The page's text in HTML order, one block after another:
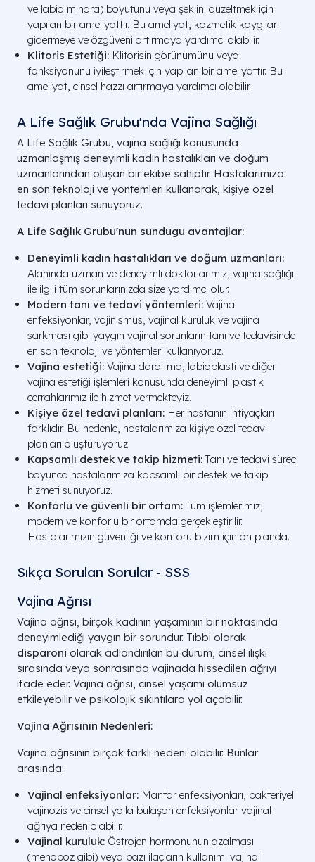
ve labia minora) boyutunu veya şeklini düzeltmek için
yapılan bir ameliyattır. Bu ameliyat, kozmetik kaygıları
gidermeye ve özgüveni artırmaya yardımcı olabilir.
Klitoris Estetiği: Klitorisin görünümünü veya
fonksiyonunu iyileştirmek için yapılan bir ameliyattır. Bu
ameliyat, cinsel hazzı artırmaya yardımcı olabilir.
A Life Sağlık Grubu'nda Vajina Sağlığı
A Life Sağlık Grubu, vajina sağlığı konusunda
uzmanlaşmış deneyimli kadın hastalıkları ve doğum
uzmanlarından oluşan bir ekibe sahiptir. Hastalarımıza
en son teknoloji ve yöntemleri kullanarak, kişiye özel
tedavi planları sunuyoruz.
A Life Sağlık Grubu'nun sundugu avantajlar:
Deneyimli kadın hastalıkları ve doğum uzmanları:
Alanında uzman ve deneyimli doktorlarımız, vajina sağlığı
ile ilgili tüm sorunlarınızda size yardımcı olur.
Modern tanı ve tedavi yöntemleri: Vajinal
enfeksiyonlar, vajinismus, vajinal kuruluk ve vajina
sarkması gibi yaygın vajinal sorunların tanı ve tedavisinde
en son teknoloji ve yöntemleri kullanıyoruz.
Vajina estetiği: Vajina daraltma, labioplasti ve diğer
vajina estetiği işlemleri konusunda deneyimli plastik
cerrahlarımız ile hizmet vermekteyiz.
Kişiye özel tedavi planları: Her hastanın ihtiyaçları
farklıdır. Bu nedenle, hastalarımıza kişiye özel tedavi
planları oluşturuyoruz.
Kapsamlı destek ve takip hizmeti: Tanı ve tedavi süreci
boyunca hastalarımıza kapsamlı bir destek ve takip
hizmeti sunuyoruz.
Konforlu ve güvenli bir ortam: Tüm işlemlerimiz,
modern ve konforlu bir ortamda gerçekleştirilir.
Hastalarımızın güvenliği ve konforu bizim için ön planda.
Sıkça Sorulan Sorular - SSS
Vajina Ağrısı​
Vajina ağrısı, birçok kadının yaşamının bir noktasında
deneyimlediği yaygın bir sorundur. Tıbbi olarak
disparoni olarak adlandırılan bu durum, cinsel ilişki
sırasında veya sonrasında vajinada hissedilen ağrıyı
ifade eder. Vajina ağrısı, cinsel yaşamı olumsuz
etkileyebilir ve psikolojik sıkıntılara yol açabilir.
Vajina Ağrısının Nedenleri:
Vajina ağrısının birçok farklı nedeni olabilir. Bunlar
arasında:
Vajinal enfeksiyonlar: Mantar enfeksiyonları, bakteriyel
vajinozis ve cinsel yolla bulaşan enfeksiyonlar vajinal
ağrıya neden olabilir.
Vajinal kuruluk: Östrojen hormonunun azalması
(menopoz gibi) veya bazı ilaçların kullanımı vajinal